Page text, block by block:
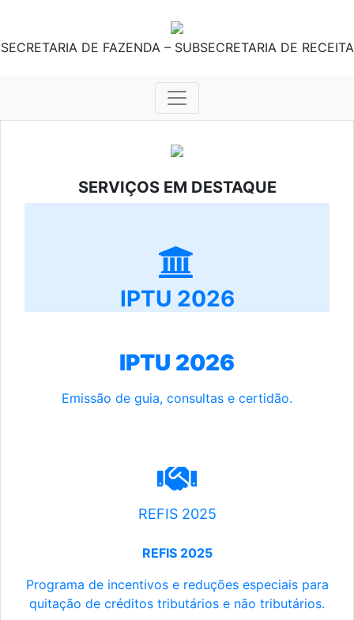
SECRETARIA DE FAZENDA – SUBSECRETARIA DE RECEITA
SERVIÇOS EM DESTAQUE
IPTU 2026
IPTU 2026
Emissão de guia, consultas e certidão.
REFIS 2025
REFIS 2025
Programa de incentivos e reduções especiais para
quitação de créditos tributários e não tributários.